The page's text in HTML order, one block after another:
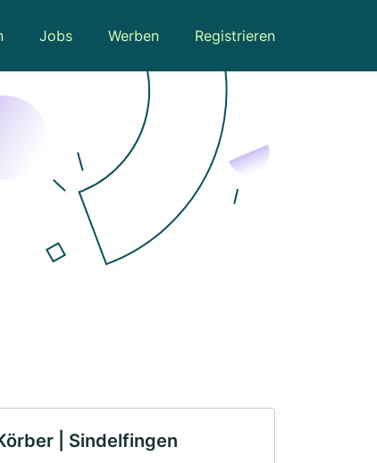
Jobs Werben Registrieren
| Sindelfingen